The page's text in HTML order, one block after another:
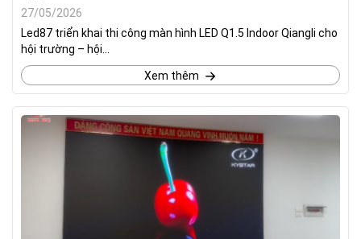
27/05/2026
Led87 triển khai thi công màn hình LED Q1.5 Indoor Qiangli cho
hội trường – hội...
Xem thêm